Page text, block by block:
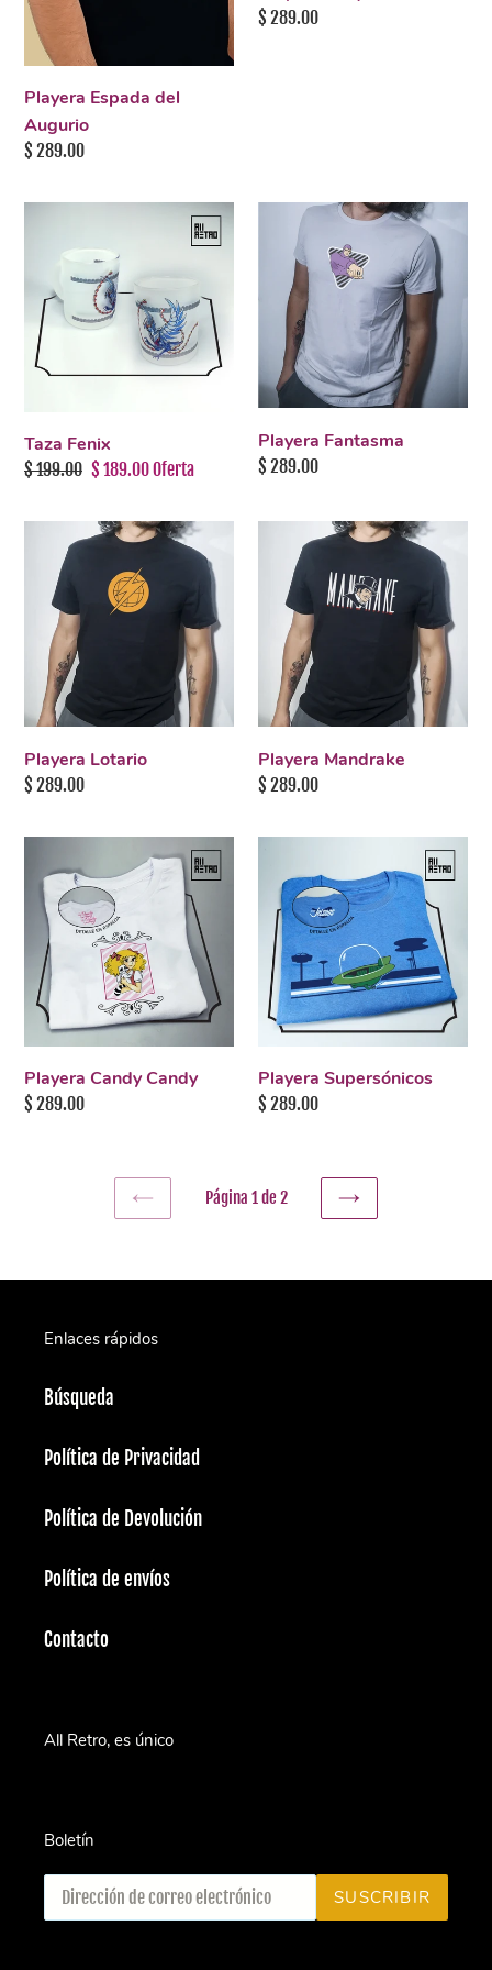
Playera Espada del
Augurio
Precio
$ 289.00
Precio
$ 289.00
Taza Fenix
Precio
$ 199.00 Precio
oferta
$ 189.00Oferta
Playera
Fantasma
Playera Fantasma
Precio
$ 289.00
Lotario
Playera Lotario
Precio
$ 289.00
Mandrake
Playera Mandrake
Precio
$ 289.00
Candy
Candy
Playera Candy Candy
Precio
$ 289.00
Supersónicos
Playera Supersónicos
Precio
$ 289.00
PAGINA
Página 1 de 2
SIGUIENTE
Enlaces rápidos
Búsqueda
Política de Privacidad
Política de Devolución
Política de envíos
Contacto
All Retro, es único
Boletín
Suscríbete
nuestra
SUSCRIBIR